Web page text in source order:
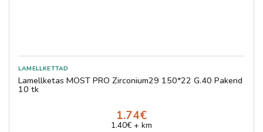
Lamellketas MOST PRO Zirconium29 150*22 G.40 Pakend
10 tk
1.74€
1.40€ + km